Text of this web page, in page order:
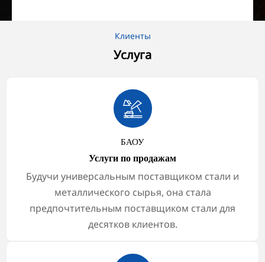
Клиенты
Услуга

БАОУ
Услуги по продажам
Будучи универсальным поставщиком стали и
металлического сырья, она стала
предпочтительным поставщиком стали для
десятков клиентов.